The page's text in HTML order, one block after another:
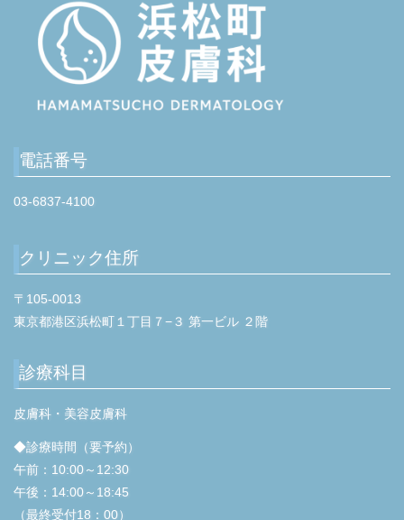
電話番号
03-6837-4100
クリニック住所
〒105-0013
東京都港区浜松町１丁目７−３ 第一ビル ２階
診療科目
皮膚科・美容皮膚科
◆診療時間（要予約）
午前：10:00～12:30
午後：14:00～18:45
（最終受付18：00）